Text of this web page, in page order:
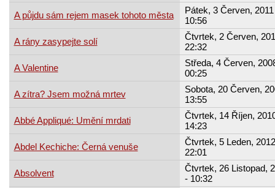
A půjdu sám rejem masek tohoto města
Pátek, 3 Červen,
10:56
A rány zasypejte solí
Čtvrtek, 2 Červen,
22:32
A Valentine
Středa, 4 Červen,
00:25
A zítra? Jsem možná mrtev
Sobota, 20 Červen,
13:55
Abbé Appliqué: Umění mrdati
Čtvrtek, 14 Říjen,
14:23
Abdel Kechiche: Černá venuše
Čtvrtek, 5 Leden,
22:01
Absolvent
Čtvrtek, 26 Listopad,
- 10:32